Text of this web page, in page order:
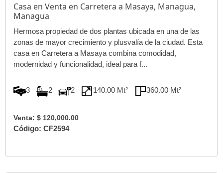
Casa en Venta en Carretera a Masaya, Managua,
Managua
Hermosa propiedad de dos plantas ubicada en una de las
zonas de mayor crecimiento y plusvalía de la ciudad. Esta
casa en Carretera a Masaya combina comodidad,
modernidad y funcionalidad, ideal para f...
3 2 2 140.00 Mt² 360.00 Mt²
Venta: $ 120,000.00
Código: CF2594